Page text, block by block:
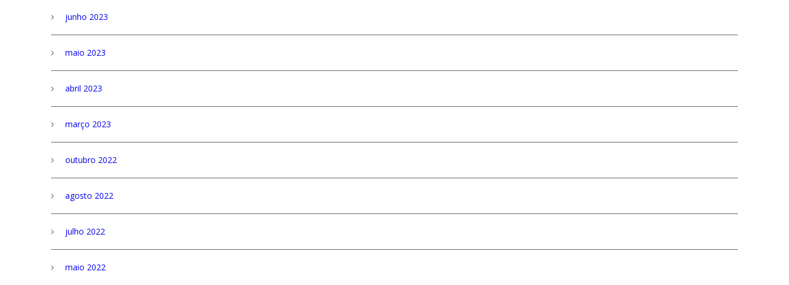
junho 2023
maio 2023
abril 2023
março 2023
outubro 2022
agosto 2022
julho 2022
maio 2022